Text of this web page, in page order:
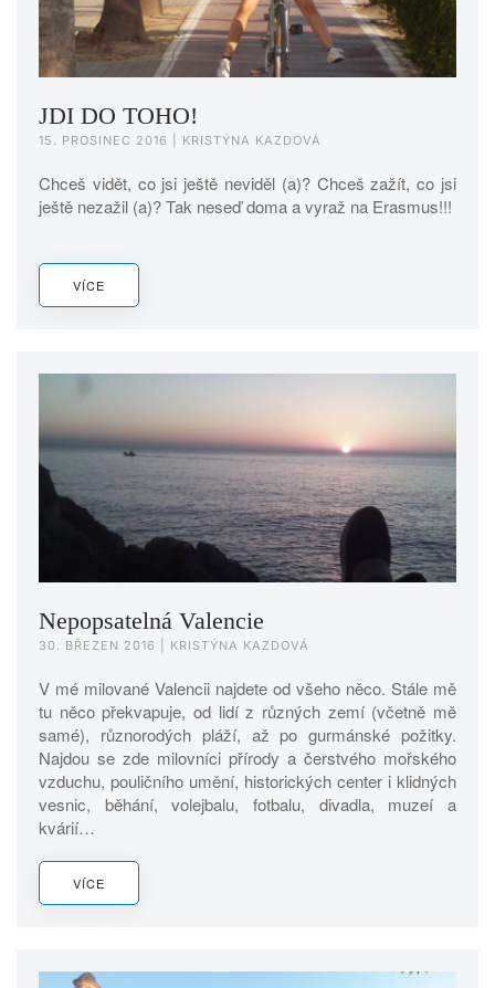
JDI DO TOHO!
15. PROSINEC 2016 | KRISTÝNA KAZDOVÁ
Chceš vidět, co jsi ještě neviděl (a)? Chceš zažít, co jsi
ještě nezažil (a)? Tak neseď doma a vyraž na Erasmus!!!
VÍCE
Nepopsatelná Valencie
30. BŘEZEN 2016 | KRISTÝNA KAZDOVÁ
V mé milované Valencii najdete od všeho něco. Stále mě
tu něco překvapuje, od lidí z různých zemí (včetně mě
samé), různorodých pláží, až po gurmánské požitky.
Najdou se zde milovníci přírody a čerstvého mořského
vzduchu, pouličního umění, historických center i klidných
vesnic, běhání, volejbalu, fotbalu, divadla, muzeí a
kvárií…
VÍCE